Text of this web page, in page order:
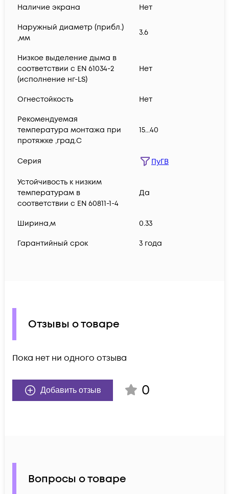
Наличие экрана Нет
Наружный диаметр (прибл.)
,мм
3.6
Низкое выделение дыма в
соответствии с EN 61034-2
(исполнение нг-LS)
Нет
Огнестойкость Нет
Рекомендуемая
температура монтажа при
протяжке ,град.C
15...40
Серия ПуГВ
Устойчивость к низким
температурам в
соответствии с EN 60811-1-4
Да
Ширина,м 0.33
Гарантийный срок 3 года
Отзывы о товаре
Пока нет ни одного отзыва
Добавить отзыв 0
Вопросы о товаре